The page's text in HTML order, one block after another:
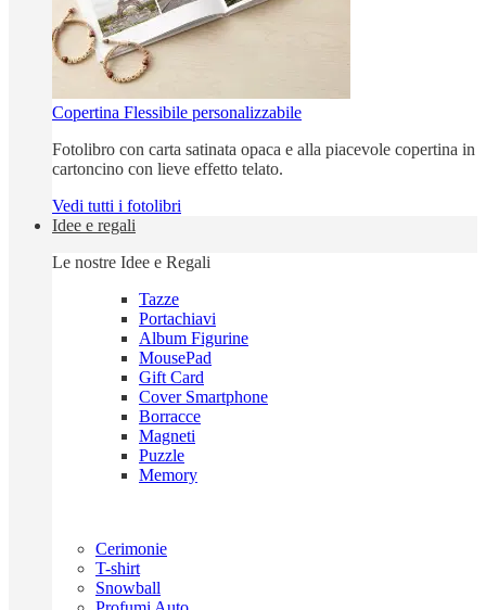
Copertina Flessibile personalizzabile
Fotolibro con carta satinata opaca e alla piacevole copertina in
cartoncino con lieve effetto telato.
Vedi tutti i fotolibri
Idee e regali
Le nostre Idee e Regali
Tazze
Portachiavi
Album Figurine
MousePad
Gift Card
Cover Smartphone
Borracce
Magneti
Puzzle
Memory
Cerimonie
T-shirt
Snowball